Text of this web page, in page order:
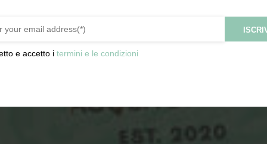
e accetto i termini e le condizioni